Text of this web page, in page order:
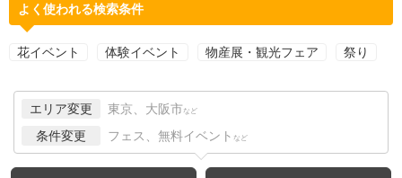
よく使われる検索条件
花イベント 体験イベント 物産展・観光フェア 祭り
エリア変更 東京、大阪市 など
条件変更 フェス、無料イベント など